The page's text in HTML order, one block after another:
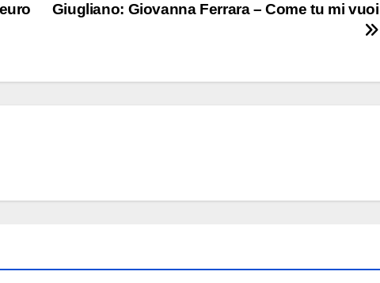
Giugliano: Giovanna Ferrara – Come tu mi vuoi